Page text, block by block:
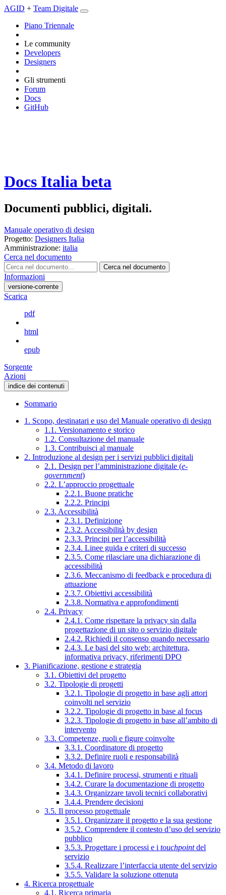
AGID + Team Digitale
Piano Triennale
Le community
Developers
Designers
Gli strumenti
Forum
Docs
GitHub
Docs Italia beta
Documenti pubblici, digitali.
Manuale operativo di design
Progetto: Designers Italia
Amministrazione: italia
Cerca nel documento
Cerca nel documento
Informazioni
versione-corrente
Scarica
pdf
html
epub
Sorgente
Azioni
indice dei contenuti
Sommario
1. Scopo, destinatari e uso del Manuale operativo di design
1.1. Versionamento e storico
1.2. Consultazione del manuale
1.3. Contribuisci al manuale
2. Introduzione al design per i servizi pubblici digitali
2.1. Design per l’amministrazione digitale (e-
government)
2.2. L’approccio progettuale
2.2.1. Buone pratiche
2.2.2. Principi
2.3. Accessibilità
2.3.1. Definizione
2.3.2. Accessibilità by design
2.3.3. Principi per l’accessibilità
2.3.4. Linee guida e criteri di successo
2.3.5. Come rilasciare una dichiarazione di
accessibilità
2.3.6. Meccanismo di feedback e procedura di
attuazione
2.3.7. Obiettivi accessibilità
2.3.8. Normativa e approfondimenti
2.4. Privacy
2.4.1. Come rispettare la privacy sin dalla
progettazione di un sito o servizio digitale
2.4.2. Richiedi il consenso quando necessario
2.4.3. Le basi del sito web: architettura,
informativa privacy, riferimenti DPO
3. Pianificazione, gestione e strategia
3.1. Obiettivi del progetto
3.2. Tipologie di progetti
3.2.1. Tipologie di progetto in base agli attori
coinvolti nel servizio
3.2.2. Tipologie di progetto in base al focus
3.2.3. Tipologie di progetto in base all’ambito di
intervento
3.3. Competenze, ruoli e figure coinvolte
3.3.1. Coordinatore di progetto
3.3.2. Definire ruoli e responsabilità
3.4. Metodo di lavoro
3.4.1. Definire processi, strumenti e rituali
3.4.2. Curare la documentazione di progetto
3.4.3. Organizzare tavoli tecnici collaborativi
3.4.4. Prendere decisioni
3.5. Il processo progettuale
3.5.1. Organizzare il progetto e la sua gestione
3.5.2. Comprendere il contesto d’uso del servizio
pubblico
3.5.3. Progettare i processi e i touchpointdel
servizio
3.5.4. Realizzare l’interfaccia utente del servizio
3.5.5. Validare la soluzione ottenuta
4. Ricerca progettuale
4.1. Ricerca primaria